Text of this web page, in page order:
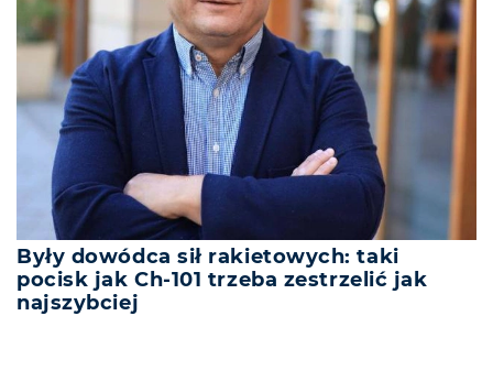
Były dowódca sił rakietowych: taki
pocisk jak Ch-101 trzeba zestrzelić jak
najszybciej